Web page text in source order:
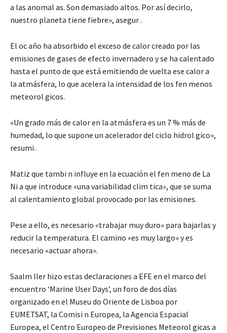
a las anomal as. Son demasiado altos. Por así decirlo,
nuestro planeta tiene fiebre», asegur .
El oc año ha absorbido el exceso de calor creado por las
emisiones de gases de efecto invernadero y se ha calentado
hasta el punto de que está emitiendo de vuelta ese calor a
la atmásfera, lo que acelera la intensidad de los fen menos
meteorol gicos.
«Un grado más de calor en la atmásfera es un 7 % más de
humedad, lo que supone un acelerador del ciclo hidrol gico»,
resumi .
Matiz que tambi n influye en la ecuación el fen meno de La
Ni a que introduce «una variabilidad clim tica», que se suma
al calentamiento global provocado por las emisiones.
Pese a ello, es necesario «trabajar muy duro» para bajarlas y
reducir la temperatura. El camino «es muy largo» y es
necesario «actuar ahora».
Saalm ller hizo estas declaraciones a EFE en el marco del
encuentro ‘Marine User Days’, un foro de dos días
organizado en el Museu do Oriente de Lisboa por
EUMETSAT, la Comisi n Europea, la Agencia Espacial
Europea, el Centro Europeo de Previsiones Meteorol gicas a